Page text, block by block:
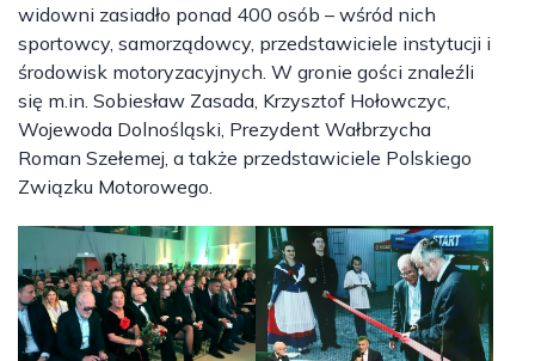
widowni zasiadło ponad 400 osób – wśród nich
sportowcy, samorządowcy, przedstawiciele instytucji i
środowisk motoryzacyjnych. W gronie gości znaleźli
się m.in. Sobiesław Zasada, Krzysztof Hołowczyc,
Wojewoda Dolnośląski, Prezydent Wałbrzycha
Roman Szełemej, a także przedstawiciele Polskiego
Związku Motorowego.